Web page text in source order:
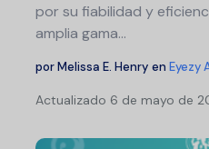
por su fiabilidad y
amplia gama...
porMelissa E. Henry en Eyezy
Actualizado 6 de mayo de